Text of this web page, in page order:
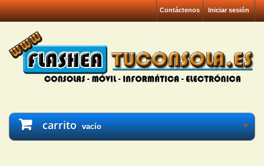
Iniciar sesión
Contáctenos
carrito vacío